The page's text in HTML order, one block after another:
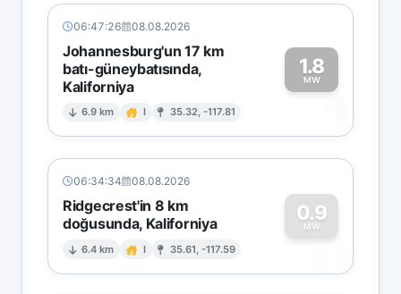
06:47:26 08.08.2026
Johannesburg'un 17 km
batı-güneybatısında,
Kaliforniya
6.9 km I 35.32, -117.81
1.8
MW
1
06:34:34 08.08.2026
Ridgecrest'in 8 km
doğusunda, Kaliforniya
6.4 km I 35.61, -117.59
0.9
MW
0